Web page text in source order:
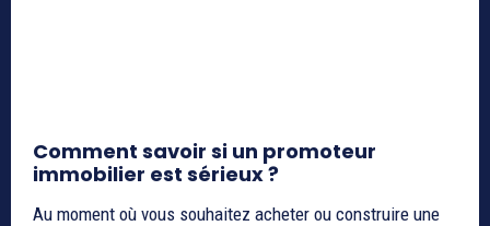
Comment savoir si un promoteur
immobilier est sérieux ?
Au moment où vous souhaitez acheter ou construire une